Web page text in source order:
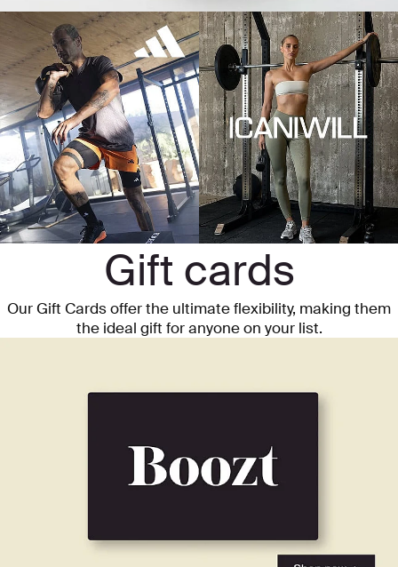
Gift cards
Our Gift Cards offer the ultimate flexibility, making them
the ideal gift for anyone on your list.